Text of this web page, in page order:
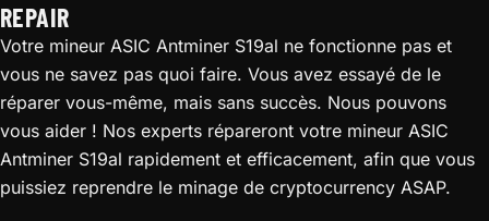
REPAIR
Votre mineur ASIC Antminer S19al ne fonctionne pas et
vous ne savez pas quoi faire. Vous avez essayé de le
réparer vous-même, mais sans succès. Nous pouvons
vous aider ! Nos experts répareront votre mineur ASIC
Antminer S19al rapidement et efficacement, afin que vous
puissiez reprendre le minage de cryptocurrency ASAP.